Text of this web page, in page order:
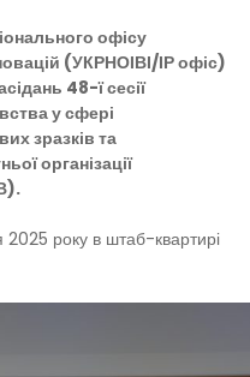
офісу
(УКРНОІВІ/ІР офіс)
48-ї сесії
у сфері
зразків та
організації
року в штаб-квартирі